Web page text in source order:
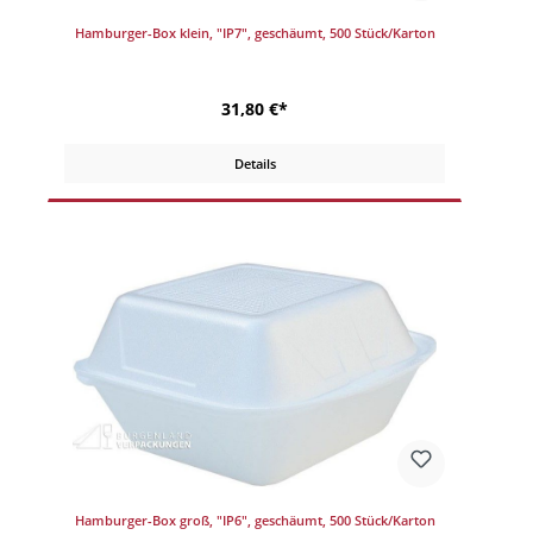
Hamburger-Box klein, "IP7", geschäumt, 500 Stück/Karton
31,80 €*
Details
Hamburger-Box groß, "IP6", geschäumt, 500 Stück/Karton